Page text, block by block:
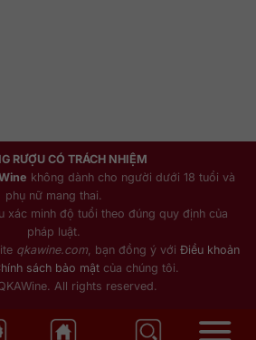
RƯỢU CÓ TRÁCH NHIỆM
không dành cho người dưới 18 tuổi và
phụ nữ mang thai.
xác minh độ tuổi theo đúng quy định của
pháp luật.
qkawine.com , bạn đồng ý với Điều khoản
sách bảo mậtcủa chúng tôi.
All rights reserved.